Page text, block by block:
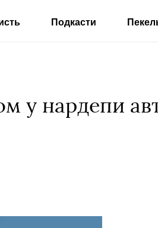
Подкасти
у нардепи